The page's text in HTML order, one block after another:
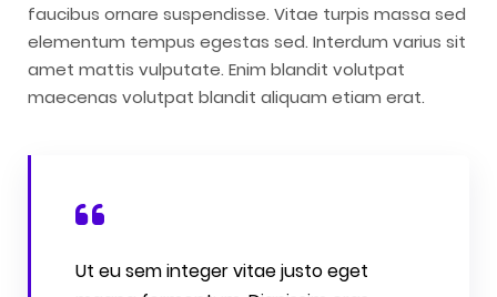
faucibus ornare suspendisse. Vitae turpis massa sed
elementum tempus egestas sed. Interdum varius sit
amet mattis vulputate. Enim blandit volutpat
maecenas volutpat blandit aliquam etiam erat.
Ut eu sem integer vitae justo eget